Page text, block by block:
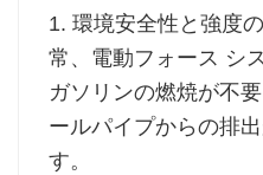
1. 環境安全性と強度
常、電動フォース シ
ガソリンの燃焼が不
ールパイプからの排
す。